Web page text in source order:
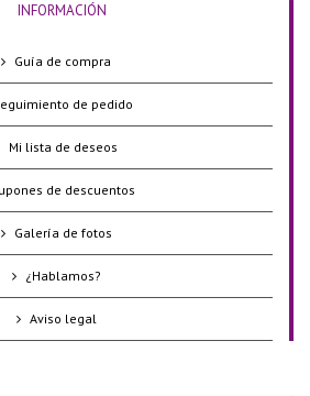
INFORMACIÓN
Guía de compra
de pedido
Mi lista de deseos
de descuentos
Galería de fotos
¿Hablamos?
Aviso legal